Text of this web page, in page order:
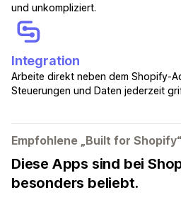
und unkompliziert.
Integration
Arbeite direkt neben dem Shopify-
Steuerungen und Daten jederzeit
Empfohlene „Built for
Diese Apps sind bei
besonders beliebt.